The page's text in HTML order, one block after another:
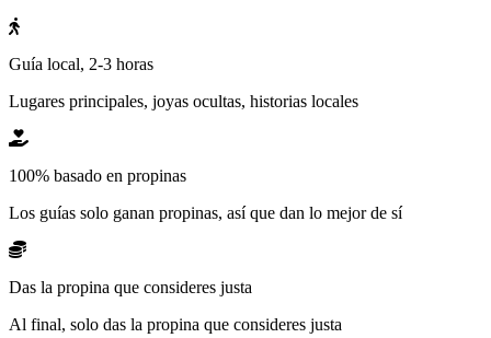
Guía local, 2-3 horas
Lugares principales, joyas ocultas, historias locales
100% basado en propinas
Los guías solo ganan propinas, así que dan lo mejor de sí
Das la propina que consideres justa
Al final, solo das la propina que consideres justa